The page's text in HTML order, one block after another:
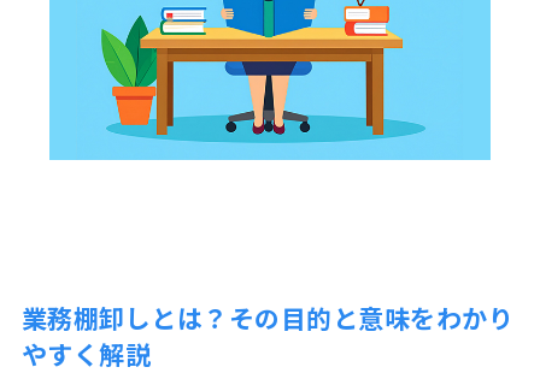
業務棚卸しとは？その目的と意味をわかり
やすく解説